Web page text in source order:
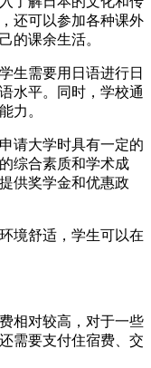
还可以参加各种课外
的课余生活。
需要用日语进行日
水平。同时，学校通
力。
请大学时具有一定的
综合素质和学术成
供奖学金和优惠政
境舒适，学生可以在
相对较高，对于一些
需要支付住宿费、交